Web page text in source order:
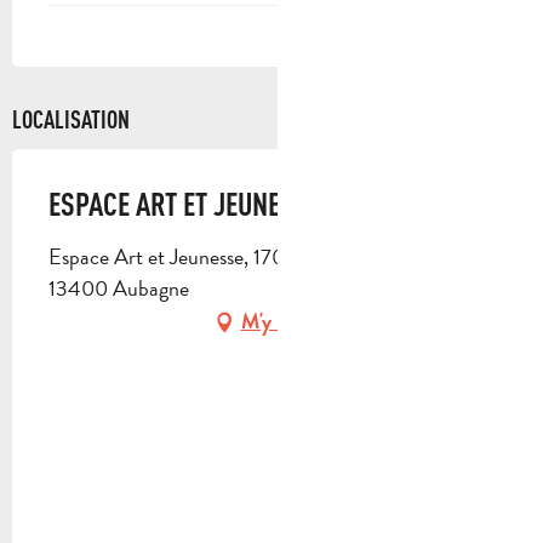
LOCALISATION
ESPACE ART ET JEUNESSE - EAJ
Espace Art et Jeunesse, 170 chemin Saint-Michel,
13400 Aubagne
M'y rendre